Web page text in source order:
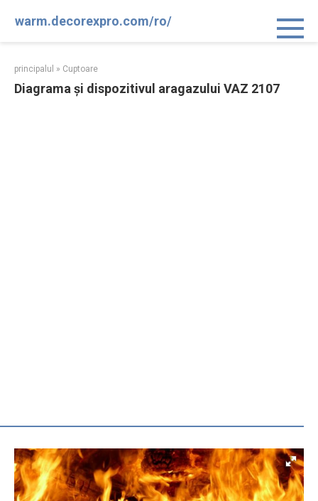
warm.decorexpro.com/ro/
principalul » Cuptoare
Diagrama și dispozitivul aragazului VAZ 2107